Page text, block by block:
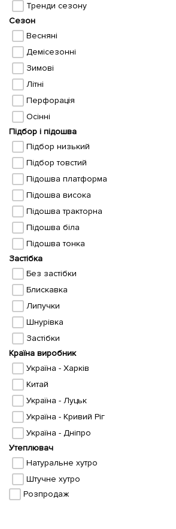
Тренди сезону
Сезон
Весняні
Демісезонні
Зимові
Літні
Перфорація
Осінні
Підбор і підошва
Підбор низький
Підбор товстий
Підошва платформа
Підошва висока
Підошва тракторна
Підошва біла
Підошва тонка
Застібка
Без застібки
Блискавка
Липучки
Шнурівка
Застібки
Країна виробник
Україна - Харків
Китай
Україна - Луцьк
Україна - Кривий Ріг
Україна - Дніпро
Утеплювач
Натуральне хутро
Штучне хутро
Розпродаж